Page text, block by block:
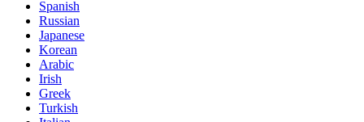
Spanish
Russian
Japanese
Korean
Arabic
Irish
Greek
Turkish